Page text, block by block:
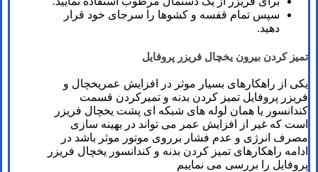
سپس تمام قفسه و کشوها را سرجای خود قرار
دهید.
تمیز کردن بیرون یخچال فریزر پروفایل
یکی از راهکارهای بسیار موثر در افزایش عمریخچال و
فریزر پروفایل تمیز کردن بدنه و تمیرکردن قسمت
کندانسور یا همان لوله های شبکه ای پشت یخچال فریزر
است که غیر از افزایش عمر می تواند در بهینه سازی
مصرف انرژی و عدم فشار برروی موتور موثر باشد در
ادامه راهکارهای تمیز کردن بدنه و کندانسور یخچال فریزر
پروفایل را بررسی می نماییم